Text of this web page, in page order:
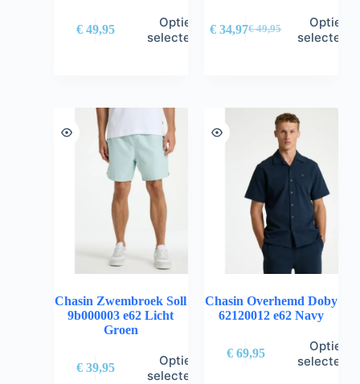
€49,95
Opties
selecteren
€49,95
€ 34,97
Opties
selecteren
Chasin Zwembroek Soll
9b000003 e62 Licht
Groen
€39,95
Opties
selecteren
Chasin Overhemd Doby
62120012 e62 Navy
€69,95
Opties
selecteren